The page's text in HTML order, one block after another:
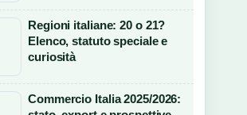
Regioni italiane: 20 o 21?
Elenco, statuto speciale e
curiosità
Commercio Italia 2025/2026: